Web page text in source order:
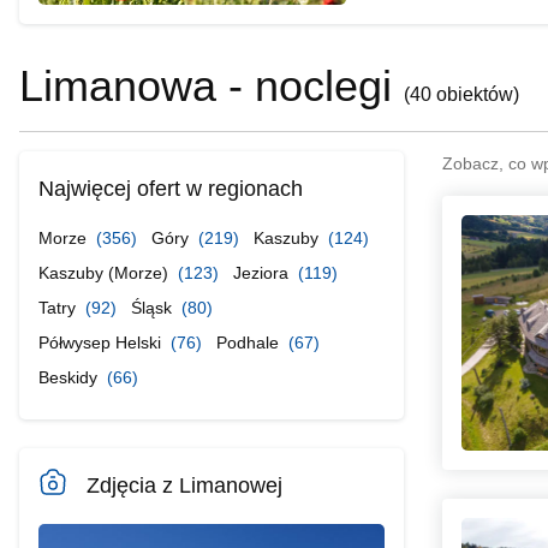
Limanowa - noclegi (40 obiektów)
Zobacz, co
Najwięcej ofert w regionach
Morze (356) Góry (219) Kaszuby (124)
Kaszuby (Morze) (123) Jeziora (119)
Tatry (92) Śląsk (80)
Półwysep Helski (76) Podhale (67)
Beskidy (66)
Zdjęcia z Limanowej